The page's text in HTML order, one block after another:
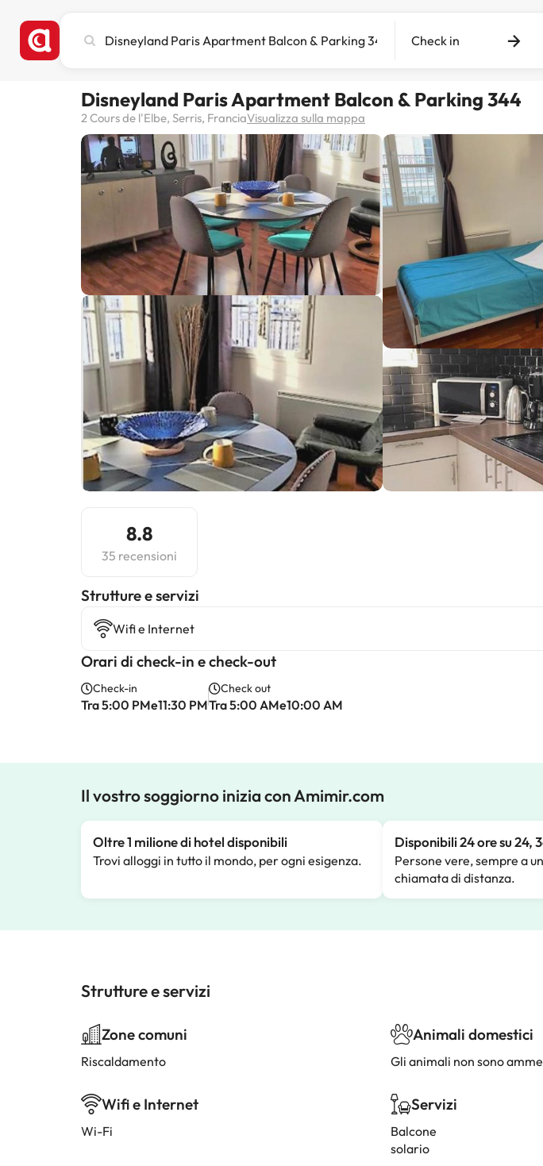
città,
destinazione
Check in
Disneyland Paris Apartment Balcon & Parking 344
2 Cours de l'Elbe, Serris, FranciaVisualizza sulla mappa
8.8
35 recensioni
​Strutture e servizi
Wifi e Internet
Orari di check-in e check-out
Check-in
Tra 5:00 PMe11:30 PM
Check out
Tra 5:00 AMe10:00 AM
Il vostro soggiorno inizia con Amimir.com
Oltre 1 milione di hotel disponibili
Trovi alloggi in tutto il mondo, per ogni esigenza.
Disponibili 24 ore su 24,
Persone vere, sempre a
chiamata di distanza.
Strutture e servizi
Zone comuni
Riscaldamento
Wifi e Internet
Wi-Fi
Animali domestici
Gli animali non sono
Servizi
Balcone
solario